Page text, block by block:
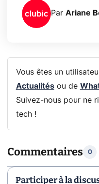
Par Ariane
Vous êtes un
Actualitésou de
Suivez-nous pour ne
tech !
Commentaires 0
Participer à la